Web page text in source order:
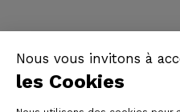
Nous vous invitons à
les Cookies
CGV |